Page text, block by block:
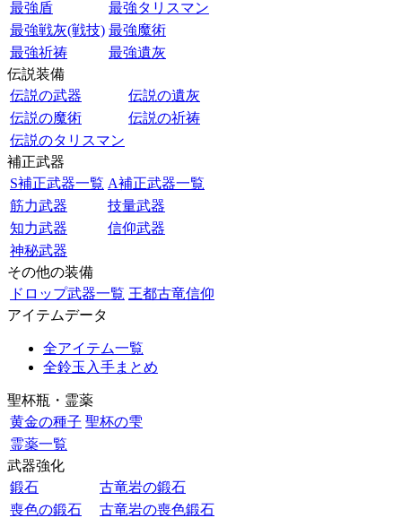
最強盾
最強タリスマン
最強戦灰(戦技) 最強魔術
最強祈祷
最強遺灰
伝説装備
伝説の武器
伝説の遺灰
伝説の魔術
伝説の祈祷
伝説のタリスマン
補正武器
S補正武器一覧 A補正武器一覧
筋力武器
技量武器
知力武器
信仰武器
神秘武器
その他の装備
ドロップ武器一覧 王都古竜信仰
アイテムデータ
全アイテム一覧
全鈴玉入手まとめ
聖杯瓶・霊薬
黄金の種子 聖杯の雫
霊薬一覧
武器強化
鍛石
古竜岩の鍛石
喪色の鍛石
古竜岩の喪色鍛石